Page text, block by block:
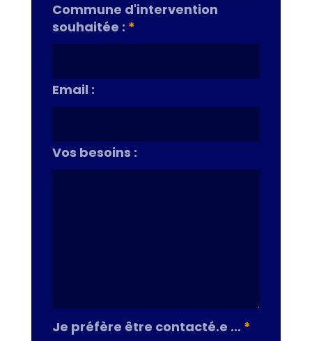
Commune d'intervention
souhaitée : *
Email :
Vos besoins :
Je préfère être contacté.e ... *